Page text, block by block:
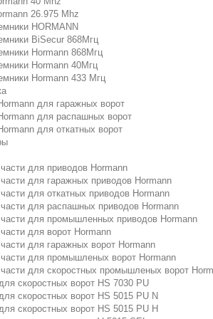
26.975 Mhz
HORMANN
BiSecur 868Мгц
Hormann 868Мгц
Hormann 40Мгц
Hormann 433 Мгц
для гаражных ворот
для распашных ворот
для откатных ворот
для приводов Hormann
для гаражных приводов Hormann
для откатных приводов Hormann
для распашных приводов Hormann
для промышленных приводов Hormann
для ворот Hormann
для гаражных ворот Hormann
для промышленых ворот Hormann
для скоростных промышленых ворот
скоростных ворот HS 7030 PU
скоростных ворот HS 5015 PU N
скоростных ворот HS 5015 PU H